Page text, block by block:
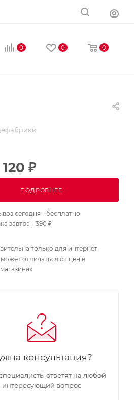
0 0 0
₽
ПОДРОБНЕЕ
сегодня - бесплатно
завтра - 390 ₽
только для интернет-
отличаться от цен в
консультация?
ответят на любой
интересующий вопрос